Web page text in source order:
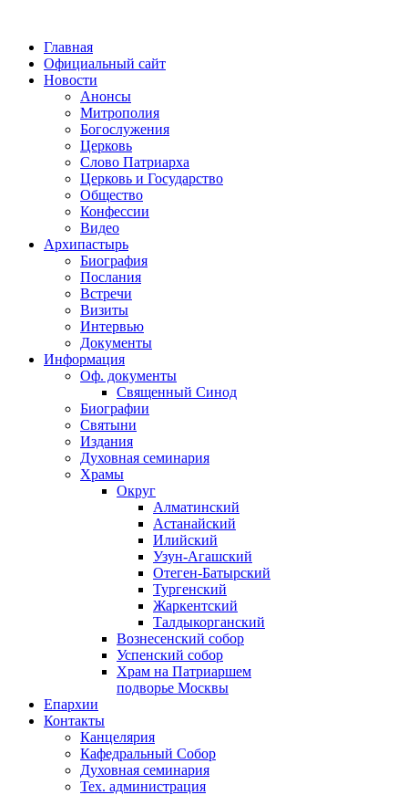
Главная
Официальный сайт
Новости
Анонсы
Митрополия
Богослужения
Церковь
Слово Патриарха
Церковь и Государство
Общество
Конфессии
Видео
Архипастырь
Биография
Послания
Встречи
Визиты
Интервью
Документы
Информация
Оф. документы
Священный Синод
Биографии
Святыни
Издания
Духовная семинария
Храмы
Округ
Алматинский
Астанайский
Илийский
Узун-Агашский
Отеген-Батырский
Тургенский
Жаркентский
Талдыкорганский
Вознесенский собор
Успенский собор
Храм на Патриаршем
подворье Москвы
Епархии
Контакты
Канцелярия
Кафедральный Собор
Духовная семинария
Тех. администрация